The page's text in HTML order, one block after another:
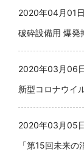
2020年04月01日
破砕設備用 爆発
2020年03月06
新型コロナウイ
2020年03月05
「第15回未来